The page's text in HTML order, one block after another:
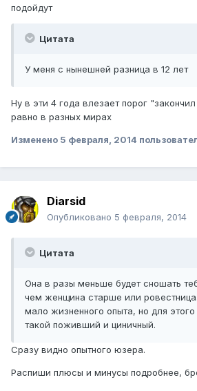
подойдут
Цитата
У меня с нынешней разница в 12 лет
Ну в эти 4 года влезает порог
равно в разных мирах
Изменено 5 февраля, 2014
Diarsid
Опубликовано 5 февраля, 2014
Цитата
Она в разы меньше будет сношать
чем женщина старше или
мало жизненного опыта, но для
такой поживший и циничный.
Сразу видно опытного юзера.
Распиши плюсы и минусы подробнее,